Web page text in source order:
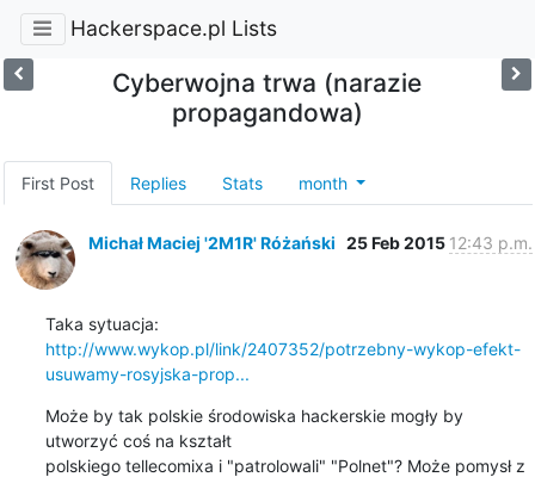
Hackerspace.pl Lists
Cyberwojna trwa (narazie
propagandowa)
First Post Replies Stats month
Michał Maciej '2M1R' Różański 25 Feb 2015 12:43 p.m.
http://www.wykop.pl/link/2407352/potrzebny-wykop-efekt-
usuwamy-rosyjska-prop...
Może by tak polskie środowiska hackerskie mogły by
utworzyć coś na kształt
polskiego tellecomixa i "patrolowali" "Polnet"? Może pomysł z